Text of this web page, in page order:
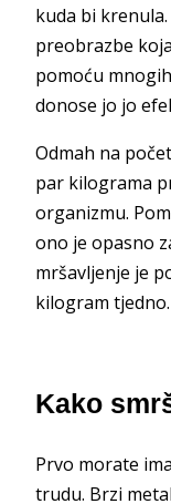
kuda bi
preobrazbe
pomoću
donose jo jo
Odmah na
par kilograma
organizmu.
ono je opasno
mršavljenje je
kilogram tjedno.
Kako
Prvo morate
trudu. Brzi